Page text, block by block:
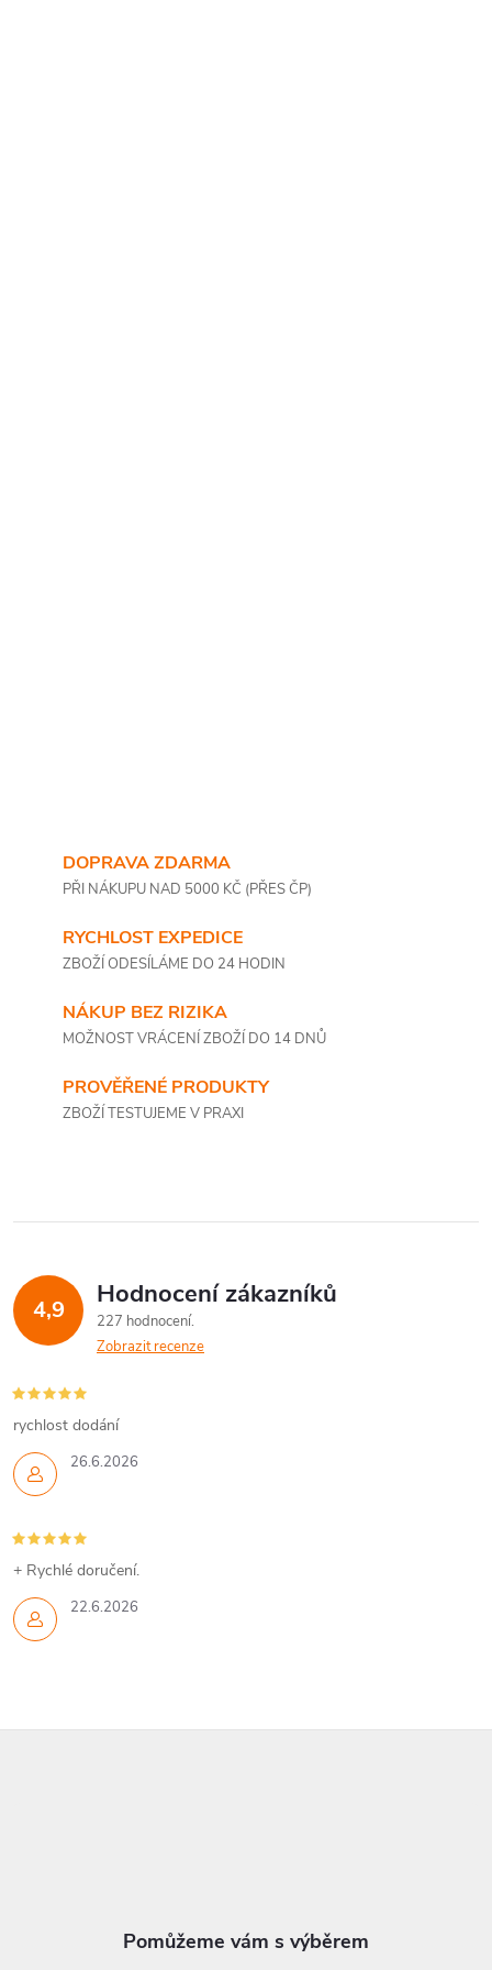
DOPRAVA ZDARMA
PŘI NÁKUPU NAD 5000 KČ (PŘES ČP)
RYCHLOST EXPEDICE
ZBOŽÍ ODESÍLÁME DO 24 HODIN
NÁKUP BEZ RIZIKA
MOŽNOST VRÁCENÍ ZBOŽÍ DO 14 DNŮ
PROVĚŘENÉ PRODUKTY
ZBOŽÍ TESTUJEME V PRAXI
4,9 Hodnocení zákazníků
227 hodnocení
Zobrazit recenze
26.6.2026
rychlost dodání
22.6.2026
+ Rychlé doručení.